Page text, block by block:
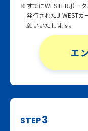
※すでにWESTERポー
発行されたJ-WESTカ
願いいたします。
エ
STEP3